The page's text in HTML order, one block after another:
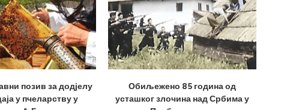
позив за додјелу
у пчеларству у
Обиљежено 85 година од
усташког злочина над Србима у